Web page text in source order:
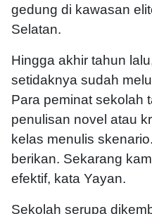
gedung di kawasan
Selatan.
Hingga akhir tahun
setidaknya sudah
Para peminat sekolah
penulisan novel atau
kelas menulis
berikan. Sekarang
efektif, kata Yayan.
Sekolah serupa